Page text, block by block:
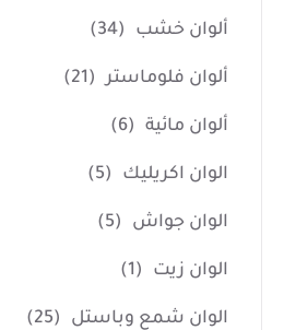
ألوان خشب (34)
ألوان فلوماستر (21)
ألوان مائية (6)
الوان اكريليك (5)
الوان جواش (5)
الوان زيت (1)
الوان شمع وباستل (25)